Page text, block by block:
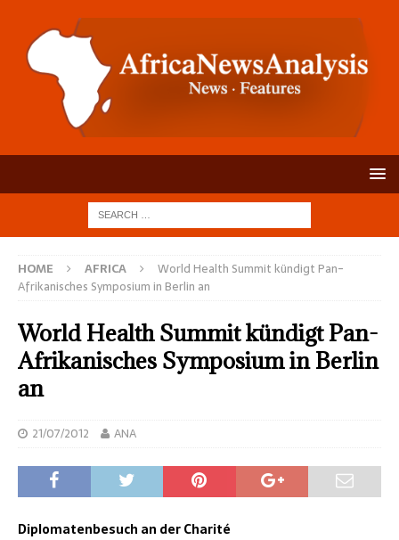
HOME AFRICA
World Health Summit kündigt Pan-
Afrikanisches Symposium in Berlin an
World Health Summit kündigt Pan-
Afrikanisches Symposium in Berlin
an
21/07/2012 ANA
Diplomatenbesuch an der Charité